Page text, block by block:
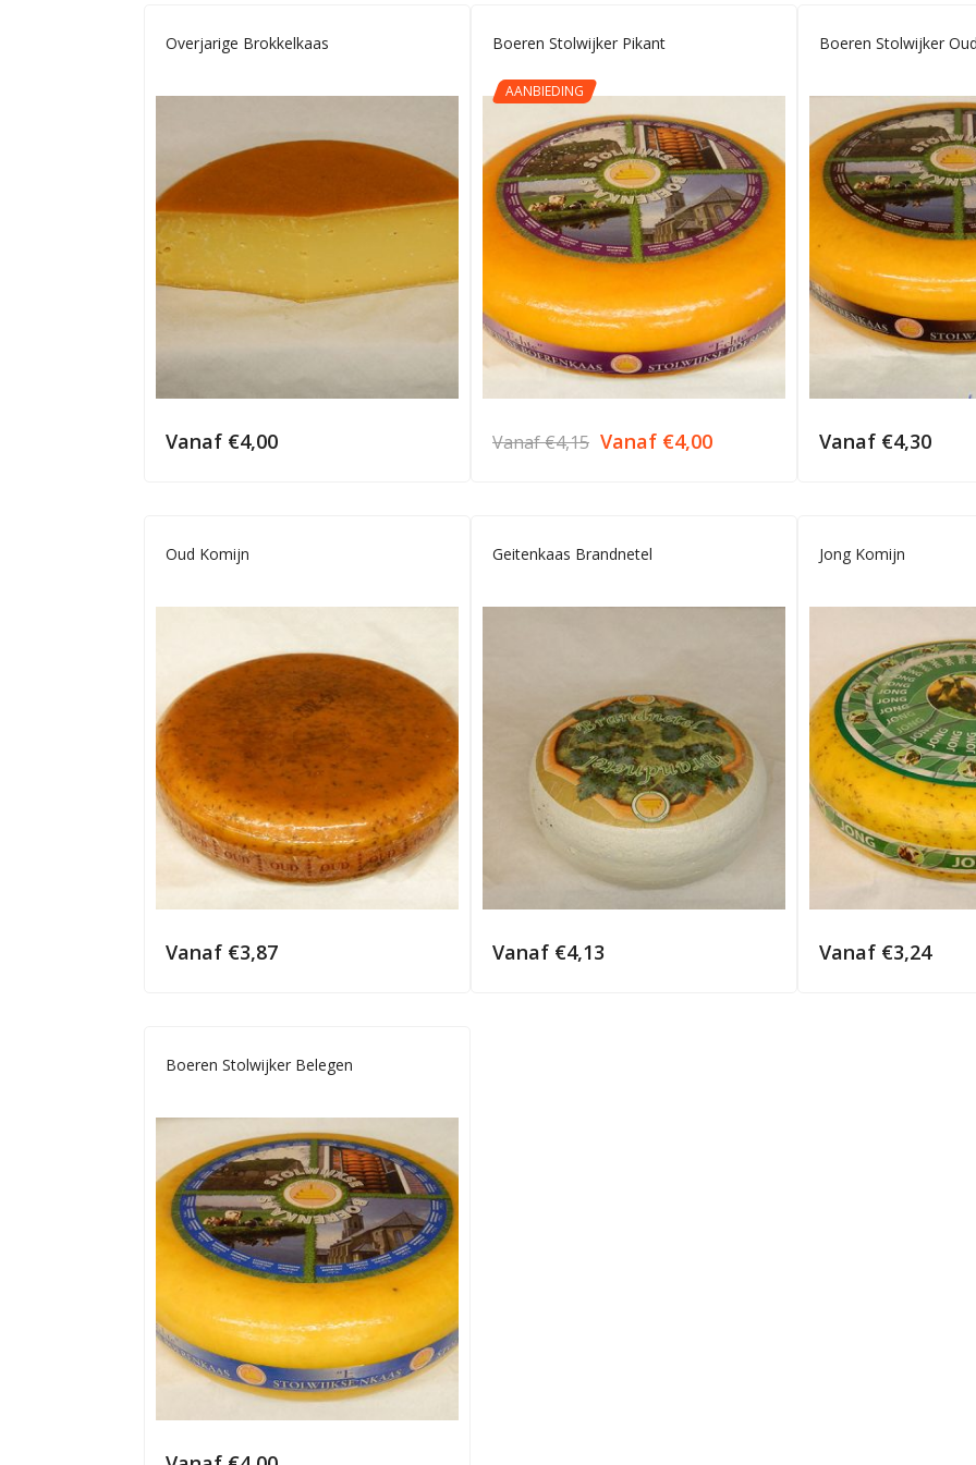
Overjarige Brokkelkaas
Vanaf €4,00
Boeren Stolwijker Pikant
AANBIEDING
Vanaf€4,15 Vanaf €4,00
Boeren Stolwijker
Vanaf €4,30
Oud Komijn
Vanaf €3,87
Geitenkaas Brandnetel
Vanaf €4,13
Jong Komijn
Vanaf €3,24
Boeren Stolwijker Belegen